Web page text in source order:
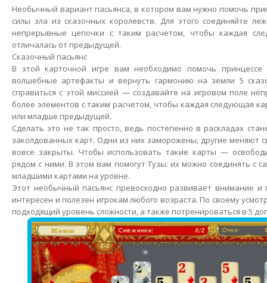
Необычный вариант пасьянса, в котором вам нужно помочь
силы зла из сказочных королевств. Для этого соединяйте
непрерывные цепочки с таким расчетом, чтобы каждая
отличалась от предыдущей.
Сказочный пасьянс
В этой карточной игре вам необходимо помочь принцессе
волшебные артефакты и вернуть гармонию на земли 5
справиться с этой миссией — создавайте на игровом поле
более элементов с таким расчетом, чтобы каждая следующая
или младше предыдущей.
Сделать это не так просто, ведь постепенно в раскладах
заколдованных карт. Одни из них заморожены, другие меняют
вовсе закрыты. Чтобы использовать такие карты —
рядом с ними. В этом вам помогут Тузы: их можно соединять с
младшими картами на уровне.
Этот необычный пасьянс превосходно развивает внимание и
интересен и полезен игрокам любого возраста. По своему
подходящий уровень сложности, а также потренироваться в 5